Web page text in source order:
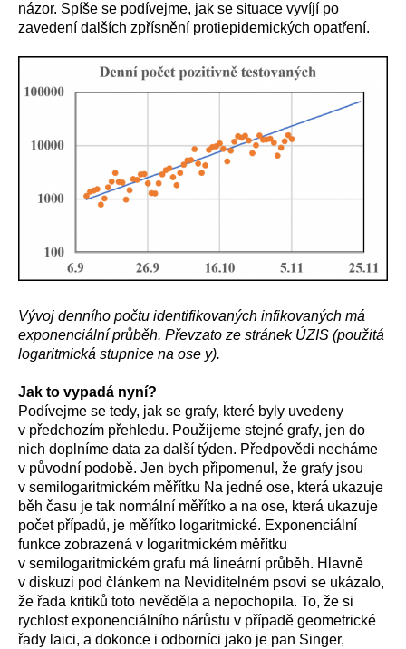
názor. Spíše se podívejme, jak se situace vyvíjí po
zavedení dalších zpřísnění protiepidemických opatření.
Vývoj denního počtu identifikovaných infikovaných má
exponenciální průběh. Převzato ze stránek ÚZIS (použitá
logaritmická stupnice na ose y).
Jak to vypadá nyní?
Podívejme se tedy, jak se grafy, které byly uvedeny
v předchozím přehledu. Použijeme stejné grafy, jen do
nich doplníme data za další týden. Předpovědi necháme
v původní podobě. Jen bych připomenul, že grafy jsou
v semilogaritmickém měřítku Na jedné ose, která ukazuje
běh času je tak normální měřítko a na ose, která ukazuje
počet případů, je měřítko logaritmické. Exponenciální
funkce zobrazená v logaritmickém měřítku
v semilogaritmickém grafu má lineární průběh. Hlavně
v diskuzi pod článkem na Neviditelném psovi se ukázalo,
že řada kritiků toto nevěděla a nepochopila. To, že si
rychlost exponenciálního nárůstu v případě geometrické
řady laici, a dokonce i odborníci jako je pan Singer,